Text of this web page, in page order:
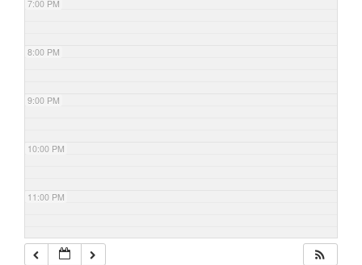
7:00 PM
8:00 PM
9:00 PM
10:00 PM
11:00 PM